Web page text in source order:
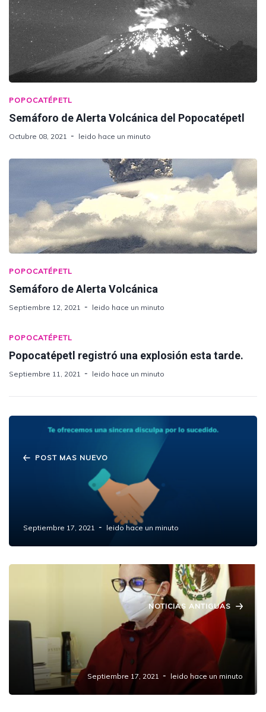
POPOCATÉPETL
Semáforo de Alerta Volcánica del Popocatépetl
Octubre 08, 2021 leido hace un minuto
POPOCATÉPETL
Semáforo de Alerta Volcánica
Septiembre 12, 2021 leido hace un minuto
POPOCATÉPETL
Popocatépetl registró una explosión esta tarde.
Septiembre 11, 2021 leido hace un minuto
POST MAS NUEVO
BBVA ofrecerá compensaciones a usuarios
por fallas en sus servicios el pasado
Septiembre 17, 2021 leido hace un minuto
NOTICIAS ANTIGUAS
Exhorta SEGOB a poblanos a participar en el
“Segundo Simulacro Nacional 2021” este 19
de septiembre.
Septiembre 17, 2021 leido hace un minuto